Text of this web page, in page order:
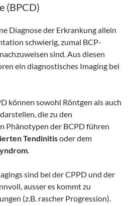
(BPCD)
Diagnose der Erkrankung allein
schwierig, zumal BCP-
sind. Aus diesen
ein diagnostisches Imaging bei
können sowohl Röntgen als auch
die zu den
Phänotypen der BCPD führen
Tendinitisoder dem
sind bei der CPPD und der
ausser es kommt zu
(z.B. rascher Progression).